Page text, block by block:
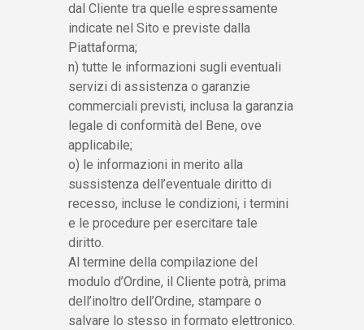
dal Cliente tra quelle espressamente
indicate nel Sito e previste dalla
Piattaforma;
n) tutte le informazioni sugli eventuali
servizi di assistenza o garanzie
commerciali previsti, inclusa la garanzia
legale di conformità del Bene, ove
applicabile;
o) le informazioni in merito alla
sussistenza dell’eventuale diritto di
recesso, incluse le condizioni, i termini
e le procedure per esercitare tale
diritto.
Al termine della compilazione del
modulo d’Ordine, il Cliente potrà, prima
dell’inoltro dell’Ordine, stampare o
salvare lo stesso in formato elettronico.